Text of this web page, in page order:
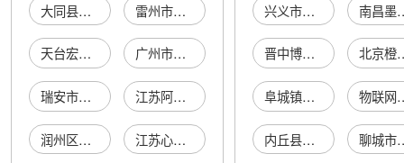
大同县好时光儿童安全防护用品有限公司 雷州市西湖街道林晓明儿童安全防护用品店（个体工商户...
天台宏盛儿童安全座椅厂 广州市儿童安全教育协会
瑞安市安然儿童安全座椅店 江苏阿斯特儿童安全座椅有限公司
润州区尚氏儿童安全座椅店 江苏心路儿童安全座椅有限公司
兴义市北部湾水产品经营部 南昌墨
晋中博星物资贸易有限公司 北京橙
阜城镇瑞芝渔具销售门市部 物联
内丘县时盈建筑工程有限公司 聊城市阳